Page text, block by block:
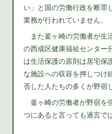
い」と国の労働行政を断罪
業務が行われていません。
また釜ヶ崎の労働者が生
の西成区健康福祉センター
は生活保護の原則は居宅保
な施設への収容を押しつけ
否した人たちの多くが野宿
釜ヶ崎の労働者が野宿を
つにあると言っても過言で